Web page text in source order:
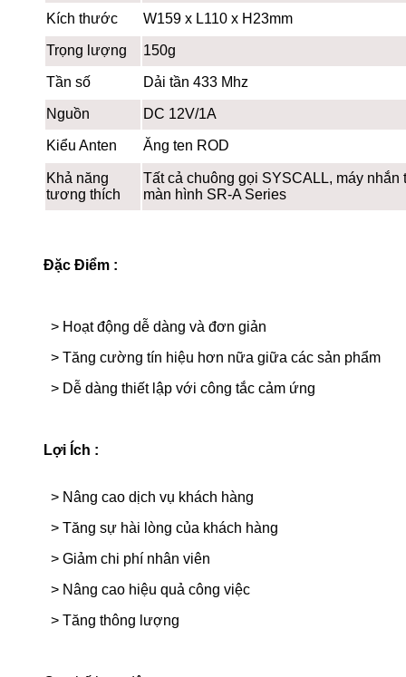
Kích thước W159 x L110 x H23mm
Trọng lượng 150g
Tần số Dải tần 433 Mhz
Nguồn DC 12V/1A
Kiểu Anten Ăng ten ROD
Khả năng
tương thích
Tất cả chuông gọi SYSCALL, máy nhắn
màn hình SR-A Series
Đặc Điểm :
> Hoạt động dễ dàng và đơn giản
> Tăng cường tín hiệu hơn nữa giữa các sản phẩm
> Dễ dàng thiết lập với công tắc cảm ứng
Lợi Ích :
> Nâng cao dịch vụ khách hàng
> Tăng sự hài lòng của khách hàng
> Giảm chi phí nhân viên
> Nâng cao hiệu quả công việc
> Tăng thông lượng